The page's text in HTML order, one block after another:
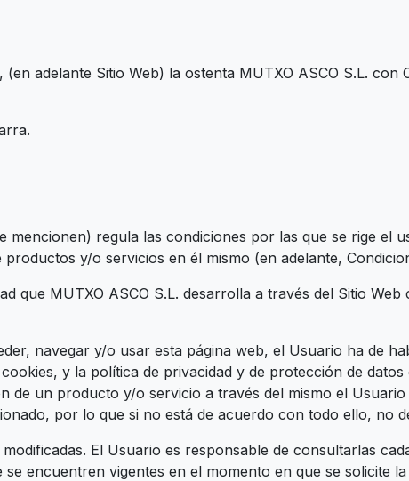
adelante Sitio Web) la ostenta MUTXO ASCO S.L. con
regula las condiciones por las que se rige el
y/o servicios en él mismo (en adelante,
que MUTXO ASCO S.L. desarrolla a través del Sitio Web
navegar y/o usar esta página web, el Usuario ha de
y la política de privacidad y de protección de
de un producto y/o servicio a través del mismo el
por lo que si no está de acuerdo con todo ello, no
El Usuario es responsable de consultarlas
encuentren vigentes en el momento en que se solicite